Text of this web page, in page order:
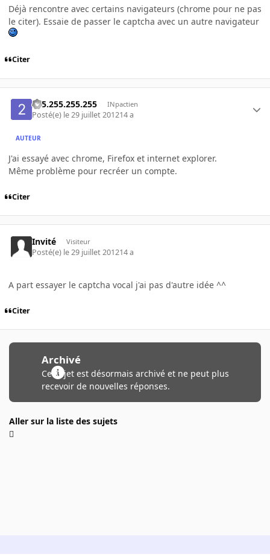
Déjà rencontre avec certains navigateurs (chrome pour ne pas
le citer). Essaie de passer le captcha avec un autre navigateur
Citer
255.255.255.255 INpactien
Posté(e) le 29 juillet 201214 a
AUTEUR
J'ai essayé avec chrome, Firefox et internet explorer.
Même problème pour recréer un compte.
Citer
Invité Visiteur
Posté(e) le 29 juillet 201214 a
A part essayer le captcha vocal j'ai pas d'autre idée ^^
Citer
Archivé
Ce sujet est désormais archivé et ne peut plus
recevoir de nouvelles réponses.
Aller sur la liste des sujets